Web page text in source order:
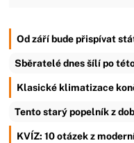
Od září bude přispívat
Sběratelé dnes šílí po
Klasické klimatizace
Tento starý popelník z
KVÍZ: 10 otázek z